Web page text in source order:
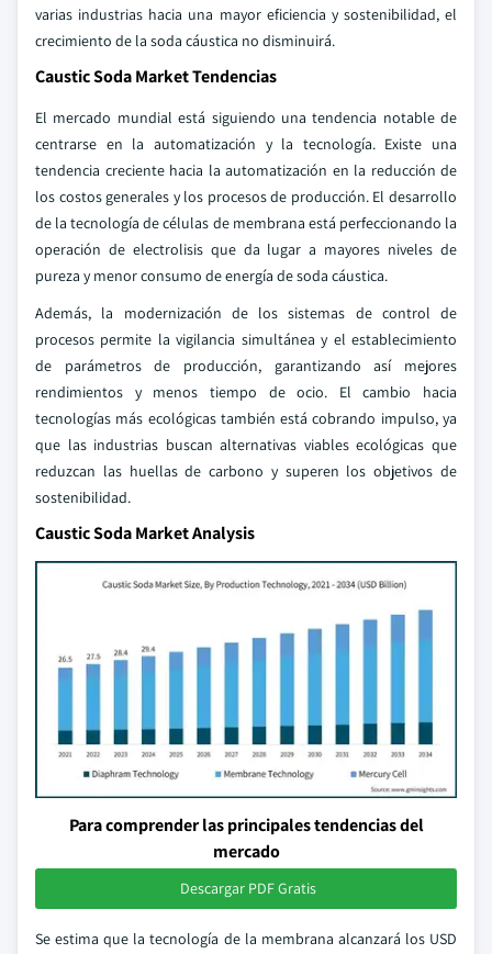
varias industrias hacia una mayor eficiencia y sostenibilidad, el
crecimiento de la soda cáustica no disminuirá.
Caustic Soda Market Tendencias
El mercado mundial está siguiendo una tendencia notable de
centrarse en la automatización y la tecnología. Existe una
tendencia creciente hacia la automatización en la reducción de
los costos generales y los procesos de producción. El desarrollo
de la tecnología de células de membrana está perfeccionando la
operación de electrolisis que da lugar a mayores niveles de
pureza y menor consumo de energía de soda cáustica.
Además, la modernización de los sistemas de control de
procesos permite la vigilancia simultánea y el establecimiento
de parámetros de producción, garantizando así mejores
rendimientos y menos tiempo de ocio. El cambio hacia
tecnologías más ecológicas también está cobrando impulso, ya
que las industrias buscan alternativas viables ecológicas que
reduzcan las huellas de carbono y superen los objetivos de
sostenibilidad.
Caustic Soda Market Analysis
Para comprender las principales tendencias del
mercado
Descargar PDF Gratis
Se estima que la tecnología de la membrana alcanzará los USD